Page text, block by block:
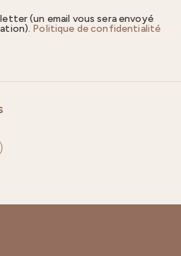
(un email vous sera envoyé
Politique de confidentialité